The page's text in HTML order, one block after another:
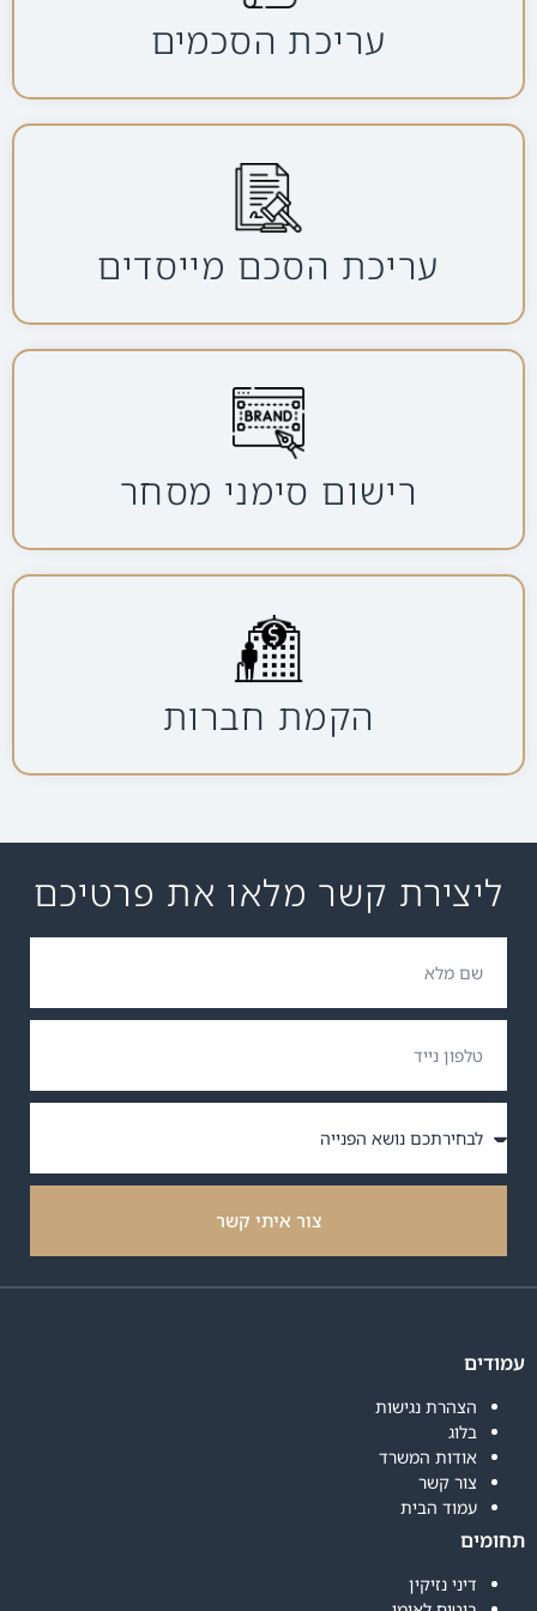
עריכת הסכמים
עריכת הסכם מייסדים
רישום סימני מסחר
הקמת חברות
ליצירת קשר מלאו את פרטיכם
צור איתי קשר
עמודים
הצהרת נגישות
בלוג
אודות המשרד
צור קשר
עמוד הבית
תחומים
דיני נזיקין